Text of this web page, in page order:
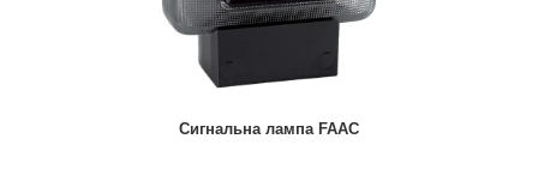
Сигнальна лампа FAAC